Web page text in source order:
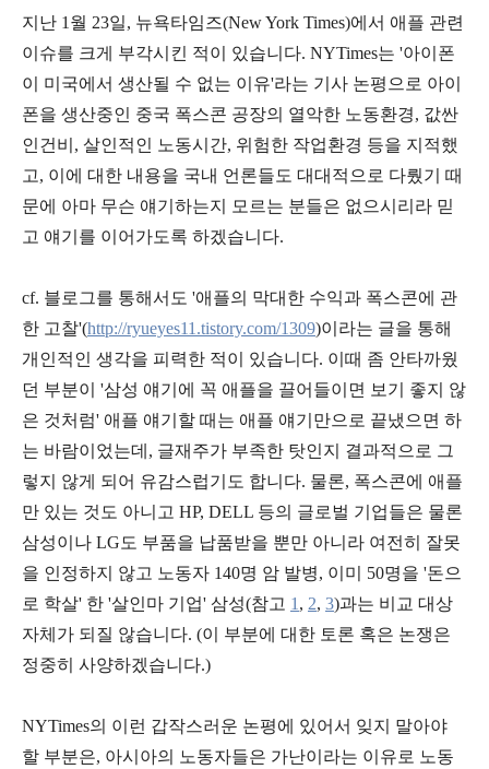
지난 1월 23일, 뉴욕타임즈(New York Times)에서 애플 관련
이슈를 크게 부각시킨 적이 있습니다. NYTimes는 '아이폰
이 미국에서 생산될 수 없는 이유'라는 기사 논평으로 아이
폰을 생산중인 중국 폭스콘 공장의 열악한 노동환경, 값싼
인건비, 살인적인 노동시간, 위험한 작업환경 등을 지적했
고, 이에 대한 내용을 국내 언론들도 대대적으로 다뤘기 때
문에 아마 무슨 얘기하는지 모르는 분들은 없으시리라 믿
고 얘기를 이어가도록 하겠습니다.
cf. 블로그를 통해서도 '애플의 막대한 수익과 폭스콘에 관
한 고찰'(http://ryueyes11.tistory.com/1309)이라는 글을 통해
개인적인 생각을 피력한 적이 있습니다. 이때 좀 안타까웠
던 부분이 '삼성 얘기에 꼭 애플을 끌어들이면 보기 좋지 않
은 것처럼' 애플 얘기할 때는 애플 얘기만으로 끝냈으면 하
는 바람이었는데, 글재주가 부족한 탓인지 결과적으로 그
렇지 않게 되어 유감스럽기도 합니다. 물론, 폭스콘에 애플
만 있는 것도 아니고 HP, DELL 등의 글로벌 기업들은 물론
삼성이나 LG도 부품을 납품받을 뿐만 아니라 여전히 잘못
을 인정하지 않고 노동자 140명 암 발병, 이미 50명을 '돈으
로 학살' 한 '살인마 기업' 삼성(참고 1 , 2, 3)과는 비교 대상
자체가 되질 않습니다. (이 부분에 대한 토론 혹은 논쟁은
정중히 사양하겠습니다.)
NYTimes의 이런 갑작스러운 논평에 있어서 잊지 말아야
할 부분은, 아시아의 노동자들은 가난이라는 이유로 노동